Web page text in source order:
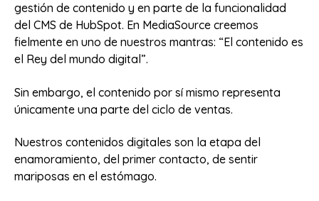
gestión de contenido y en parte de la funcionalidad
del CMS de HubSpot. En MediaSource creemos
fielmente en uno de nuestros mantras: “El contenido es
el Rey del mundo digital”.
Sin embargo, el contenido por sí mismo representa
únicamente una parte del ciclo de ventas.
Nuestros contenidos digitales son la etapa del
enamoramiento, del primer contacto, de sentir
mariposas en el estómago.